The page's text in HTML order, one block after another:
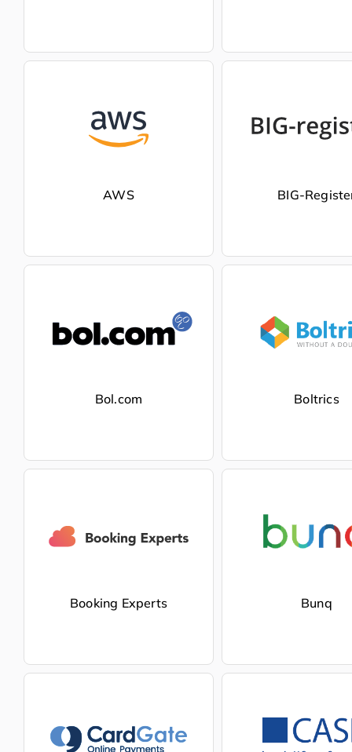
AWS BIG-
Bol.com Boltrics
Booking Experts Bunq